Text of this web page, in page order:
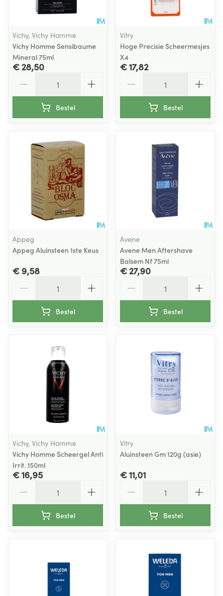
Vichy, Vichy Homme
Vichy Homme Sensibaume
Mineral 75ml
€ 28,50
Bestel
Vitry
Hoge Precisie Scheermesjes
X4
€ 17,82
Bestel
Appeg
Appeg Aluinsteen 1ste Keus
€ 9,58
Bestel
Avene
Avene Men Aftershave
Balsem Nf 75ml
€ 27,90
Bestel
Vichy, Vichy Homme
Vichy Homme Scheergel Anti
Irrit. 150ml
€ 16,95
Bestel
Vitry
Aluinsteen Gm 120g (asie)
€ 11,01
Bestel